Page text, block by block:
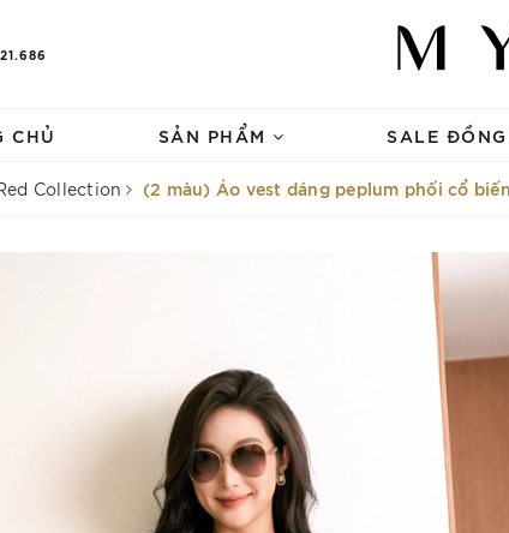
CHỦ SẢN PHẨM SALE
Collection (2 màu) Áo vest dáng peplum phối cổ